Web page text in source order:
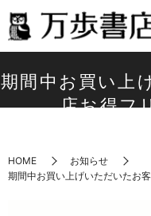
期間中お買い上
店お得フ
HOME
お知らせ
期間中お買い上げいただいたお